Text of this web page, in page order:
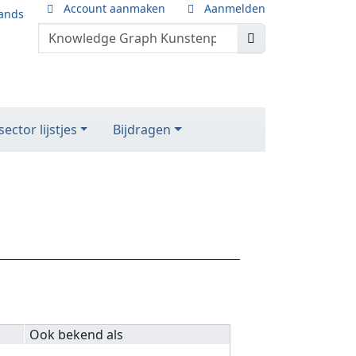
Account aanmaken Aanmelden
lijstjes Bijdragen
Ook bekend als